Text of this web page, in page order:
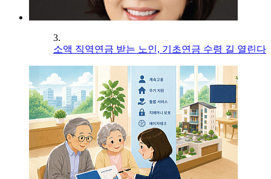
3.
소액 직역연금 받는 노인, 기초연금 수령 길 열린다